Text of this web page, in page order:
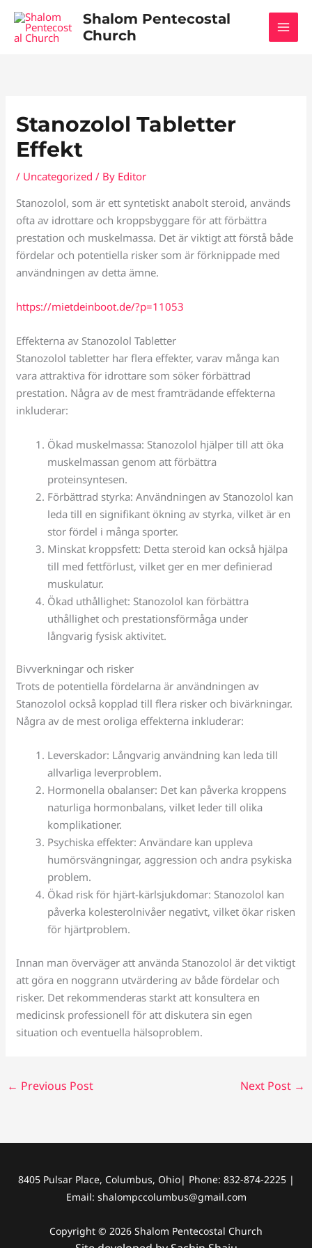
content
Shalom Pentecostal
Church
Stanozolol Tabletter
Effekt
/ Uncategorized / By Editor
Stanozolol, som är ett syntetiskt anabolt steroid, används
ofta av idrottare och kroppsbyggare för att förbättra
prestation och muskelmassa. Det är viktigt att förstå både
fördelar och potentiella risker som är förknippade med
användningen av detta ämne.
https://mietdeinboot.de/?p=11053
Effekterna av Stanozolol Tabletter
Stanozolol tabletter har flera effekter, varav många kan
vara attraktiva för idrottare som söker förbättrad
prestation. Några av de mest framträdande effekterna
inkluderar:
Ökad muskelmassa: Stanozolol hjälper till att öka
muskelmassan genom att förbättra
proteinsyntesen.
Förbättrad styrka: Användningen av Stanozolol kan
leda till en signifikant ökning av styrka, vilket är en
stor fördel i många sporter.
Minskat kroppsfett: Detta steroid kan också hjälpa
till med fettförlust, vilket ger en mer definierad
muskulatur.
Ökad uthållighet: Stanozolol kan förbättra
uthållighet och prestationsförmåga under
långvarig fysisk aktivitet.
Bivverkningar och risker
Trots de potentiella fördelarna är användningen av
Stanozolol också kopplad till flera risker och bivärkningar.
Några av de mest oroliga effekterna inkluderar:
Leverskador: Långvarig användning kan leda till
allvarliga leverproblem.
Hormonella obalanser: Det kan påverka kroppens
naturliga hormonbalans, vilket leder till olika
komplikationer.
Psychiska effekter: Användare kan uppleva
humörsvängningar, aggression och andra psykiska
problem.
Ökad risk för hjärt-kärlsjukdomar: Stanozolol kan
påverka kolesterolnivåer negativt, vilket ökar risken
för hjärtproblem.
Innan man överväger att använda Stanozolol är det viktigt
att göra en noggrann utvärdering av både fördelar och
risker. Det rekommenderas starkt att konsultera en
medicinsk professionell för att diskutera sin egen
situation och eventuella hälsoproblem.
← Previous Post Next Post →
8405 Pulsar Place, Columbus, Ohio| Phone: 832-874-2225 |
Email: shalompccolumbus@gmail.com
Copyright © 2026 Shalom Pentecostal Church